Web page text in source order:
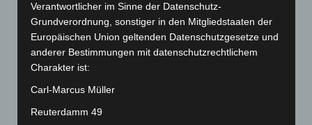
April 2023(155)
März 2023(174)
Februar 2023(154)
Dezember 2022(130)
November 2022(167)
Verantwortlicher im Sinne der Datenschutz-
Grundverordnung, sonstiger in den Mitgliedstaaten der
Europäischen Union geltenden Datenschutzgesetze und
anderer Bestimmungen mit datenschutzrechtlichem
Charakter ist:
Carl-Marcus Müller
Reuterdamm 49